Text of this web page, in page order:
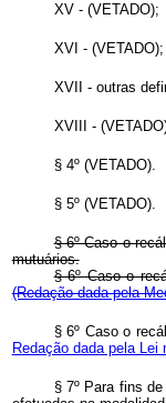
XV - (VETADO);
XVI - (VETADO);
XVII - outras
XVIII -
§ 4º (VETADO).
§ 5º (VETADO).
§ 6º Caso o
mutuários.
§ 6º Caso o
(Redação dada pela
§ 6º Caso o
Redação dada pela Lei
§ 7º Para fins